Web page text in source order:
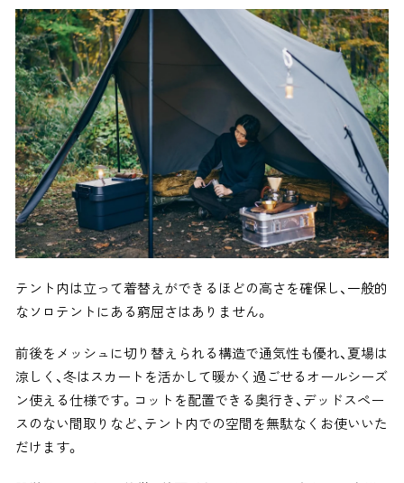
テント内は立って着替えができるほどの高さを確保し、一般的
なソロテントにある窮屈さはありません。
前後をメッシュに切り替えられる構造で通気性も優れ、夏場は
涼しく、冬はスカートを活かして暖かく過ごせるオールシーズ
ン使える仕様です。コットを配置できる奥行き、デッドスペー
スのない間取りなど、テント内での空間を無駄なくお使いいた
だけます。